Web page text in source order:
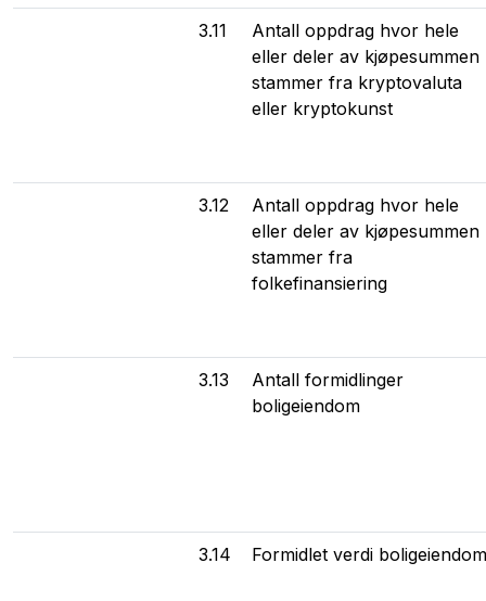
3.11
Antall oppdrag hvor hele
eller deler av kjøpesummen
stammer fra kryptovaluta
eller kryptokunst
3.12
Antall oppdrag hvor hele
eller deler av kjøpesummen
stammer fra
folkefinansiering
3.13
Antall formidlinger
boligeiendom
3.14 Formidlet verdi boligeiendom